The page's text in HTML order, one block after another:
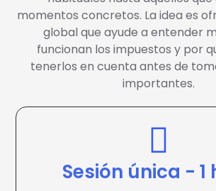
momentos concretos. La idea es
global que ayude a entender
funcionan los impuestos y por
tenerlos en cuenta antes de
importantes.
Sesión única - 1